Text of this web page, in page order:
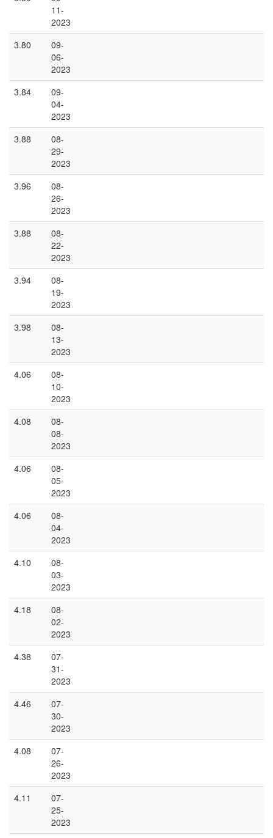
11-
2023
3.80
09-
06-
2023
3.84
09-
04-
2023
3.88
08-
29-
2023
3.96
08-
26-
2023
3.88
08-
22-
2023
3.94
08-
19-
2023
3.98
08-
13-
2023
4.06
08-
10-
2023
4.08
08-
08-
2023
4.06
08-
05-
2023
4.06
08-
04-
2023
4.10
08-
03-
2023
4.18
08-
02-
2023
4.38
07-
31-
2023
4.46
07-
30-
2023
4.08
07-
26-
2023
4.11
07-
25-
2023